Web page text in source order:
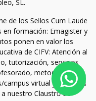
SL.
de los Sellos Cum Laude
en formación: Emagister y
ponen en valor los
de CIFV: Atención al
tutorización, servicios
metodología,
campus virtual y sistemas
nuestro Claustro de